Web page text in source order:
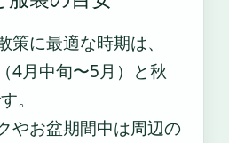
に最適な時期は、
4月中旬〜5月）と秋
。
やお盆期間中は周辺の